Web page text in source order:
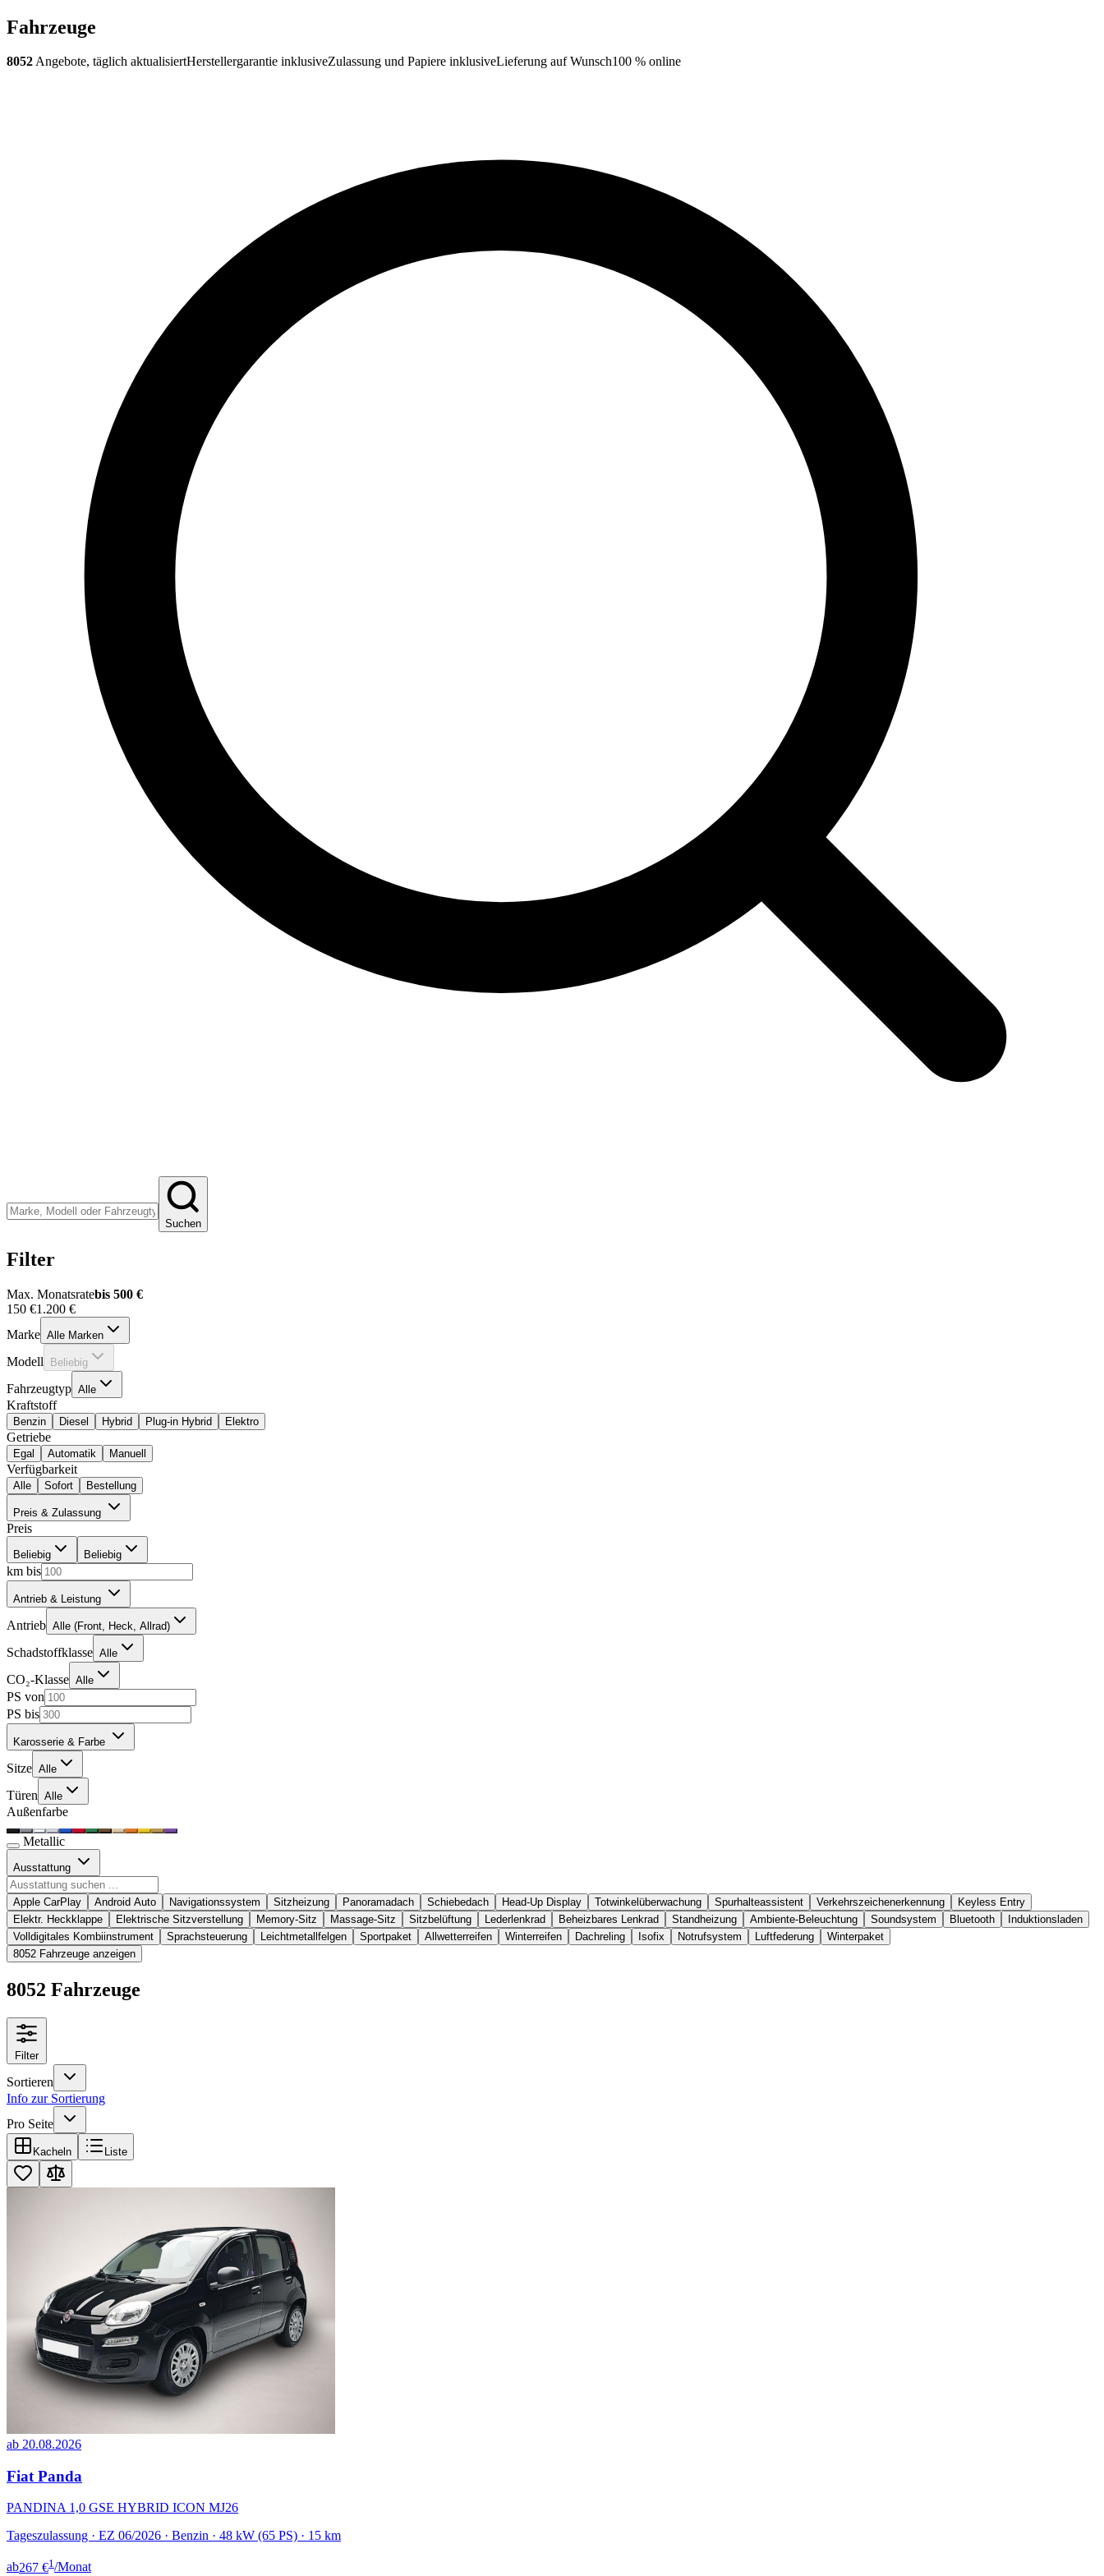
Fahrzeuge
8052Angebote, täglich aktualisiertHerstellergarantie inklusiveZulassung und Papiere inklusiveLieferung auf Wunsch100 % online
Suchen
Filter
Max. Monatsratebis 500 €
150 €1.200 €
Marke Alle Marken
Modell Beliebig
Fahrzeugtyp Alle
Kraftstoff
Benzin Diesel Hybrid Plug-in Hybrid Elektro
Getriebe
Egal Automatik Manuell
Verfügbarkeit
Alle Sofort Bestellung
Preis & Zulassung
Preis
Beliebig Beliebig
km bis
Antrieb & Leistung
Antrieb Alle (Front, Heck, Allrad)
Schadstoffklasse Alle
CO₂-Klasse Alle
PS von
PS bis
Karosserie & Farbe
Sitze Alle
Türen Alle
Außenfarbe
Metallic
Ausstattung
Apple CarPlay Android Auto Navigationssystem Sitzheizung Panoramadach Schiebedach Head-Up Display Totwinkelüberwachung Spurhalteassistent Verkehrszeichenerkennung
Keyless Entry
Elektr. Heckklappe
Elektrische Sitzverstellung Memory-Sitz Massage-Sitz Sitzbelüftung Lederlenkrad Beheizbares Lenkrad Standheizung Ambiente-Beleuchtung Soundsystem Bluetooth
Induktionsladen
Volldigitales Kombiinstrument
Sprachsteuerung Leichtmetallfelgen Sportpaket Allwetterreifen Winterreifen Dachreling Isofix Notrufsystem Luftfederung
Winterpaket
8052 Fahrzeuge anzeigen
8052 Fahrzeuge
Filter
Sortieren
Info zur Sortierung
Pro Seite
Kacheln Liste
ab 20.08.2026
Fiat Panda
PANDINA 1,0 GSE HYBRID ICON MJ26
Tageszulassung · EZ 06/2026 · Benzin · 48 kW (65 PS) · 15 km
ab267 €1 /Monat